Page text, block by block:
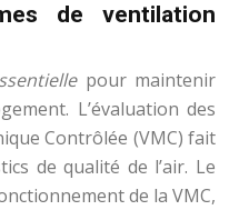
de ventilation
pour maintenir
L’évaluation des
Contrôlée (VMC) fait
de qualité de l’air. Le
de la VMC,